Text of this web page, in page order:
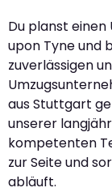
Du planst
upon Tyne und
zuverlässigen
aus Stuttgart
unserer
kompetenten
zur Seite und
abläuft.